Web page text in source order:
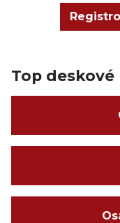
Top deskové